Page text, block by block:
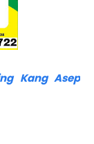
Kang Asep